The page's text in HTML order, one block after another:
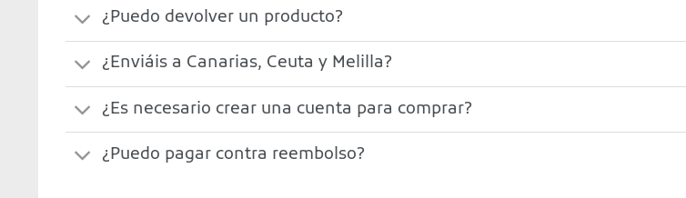
¿Puedo devolver un producto?
¿Enviáis a Canarias, Ceuta y Melilla?
¿Es necesario crear una cuenta para comprar?
¿Puedo pagar contra reembolso?